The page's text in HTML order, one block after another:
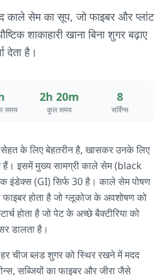
काले सेम का सूप, जो फाइबर और प्लांट
शाकाहारी खाना बिना शुगर बढ़ाए
है।
समय
2h 20m
कुल समय
8
सर्विंग्स
के लिए बेहतरीन है, खासकर उनके लिए
इसमें मुख्य सामग्री काले सेम (black
इंडेक्स (GI) सिर्फ 30 है। काले सेम पोषण
होता है जो ग्लूकोज के अवशोषण को
होता है जो पेट के अच्छे बैक्टीरिया को
डालता है।
चीज ब्लड शुगर को स्थिर रखने में मदद
सब्जियों का फाइबर और जीरा जैसे